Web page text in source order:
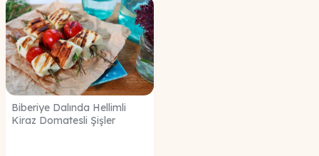
Biberiye Dalında Hellimli
Kiraz Domatesli Şişler